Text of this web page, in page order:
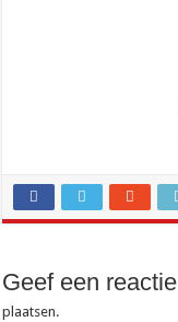
Geef een reactie
plaatsen.